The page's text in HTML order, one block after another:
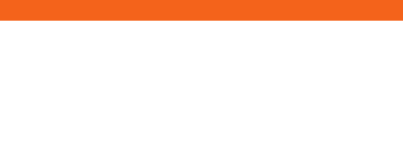
σελίδα